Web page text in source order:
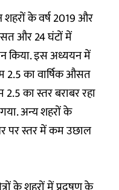
शहरों के वर्ष 2019 और
और 24 घंटों में
किया. इस अध्ययन में
2.5 का वार्षिक औसत
का स्तर बराबर रहा
अन्य शहरों के
पर स्तर में कम उछाल